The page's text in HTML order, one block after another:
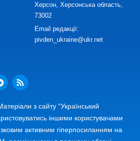
Херсон, Херсонська область,
73002
Email редакції:
pivden_ukraine@ukr.net
з сайту “Український
іншими користувачами
активним гіперпосиланням на